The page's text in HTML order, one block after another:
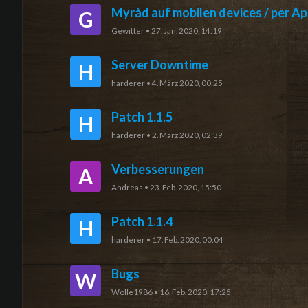
G Myràd auf mobilen devices / per
Gewitter • 27. Jan. 2020, 14:19
H Server Downtime
harderer • 4. März 2020, 00:25
H Patch 1.1.5
harderer • 2. März 2020, 02:39
A Verbesserungen
Andreas • 23. Feb. 2020, 15:50
H Patch 1.1.4
harderer • 17. Feb. 2020, 00:04
W Bugs
Wolle1986 • 16. Feb. 2020, 17:25